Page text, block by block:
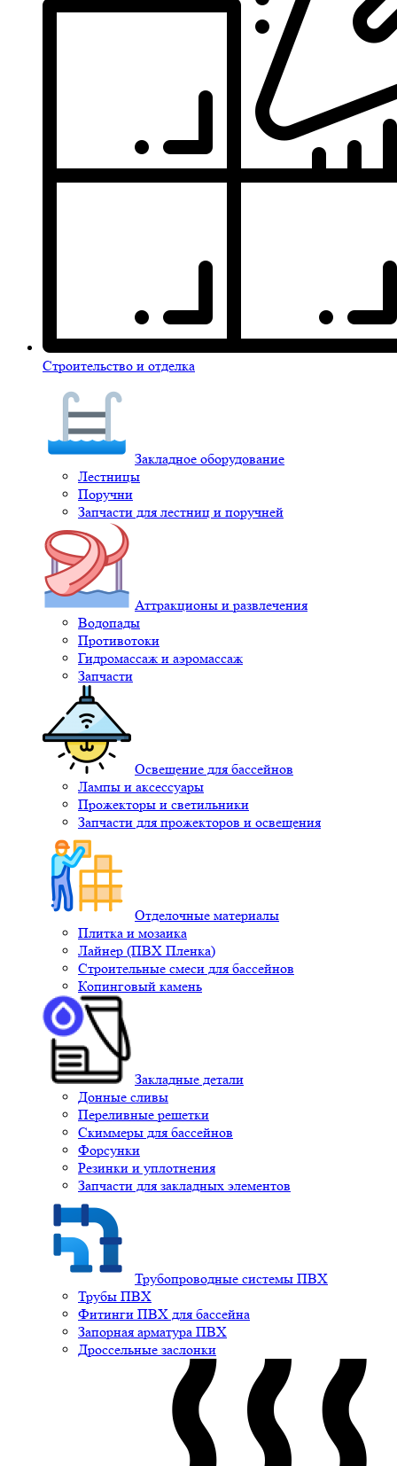
Строительство и отделка
Закладное оборудование
Лестницы
Поручни
Запчасти для лестниц и поручней
Аттракционы и развлечения
Водопады
Противотоки
Гидромассаж и аэромассаж
Запчасти
Освещение для бассейнов
Лампы и аксессуары
Прожекторы и светильники
Запчасти для прожекторов и освещения
Отделочные материалы
Плитка и мозаика
Лайнер (ПВХ Пленка)
Строительные смеси для бассейнов
Копинговый камень
Закладные детали
Донные сливы
Переливные решетки
Скиммеры для бассейнов
Форсунки
Резинки и уплотнения
Запчасти для закладных элементов
Трубопроводные системы ПВХ
Трубы ПВХ
Фитинги ПВХ для бассейна
Запорная арматура ПВХ
Дроссельные заслонки